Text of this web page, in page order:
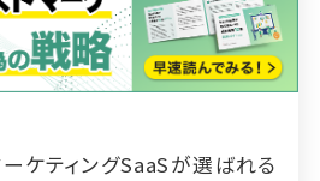
ケティングSaaSが選ばれる